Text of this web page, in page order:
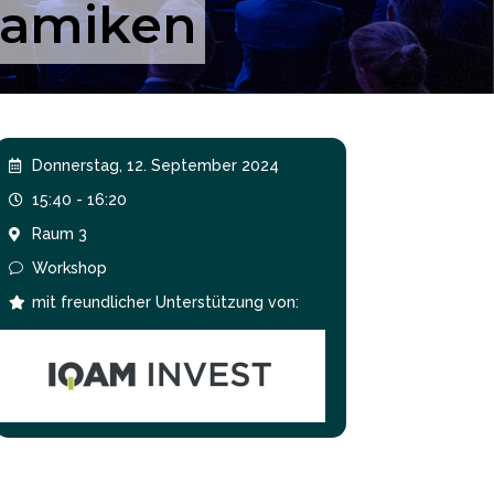
 Donnerstag, 12. September 2024
 15:40 - 16:20
 Raum 3
v Workshop
 mit freundlicher Unterstützung von: